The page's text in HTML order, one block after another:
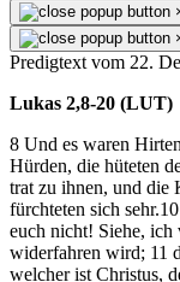
Predigtext vom 22.
Lukas 2,8-20 (LUT)
8 Und es waren
Hürden, die hüteten
trat zu ihnen, und die
fürchteten sich
euch nicht! Siehe, ich
widerfahren wird; 11
welcher ist Christus,